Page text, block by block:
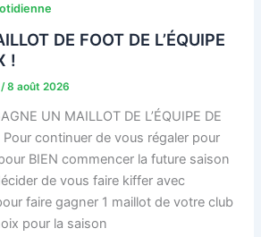
DE FOOT DE L’ÉQUIPE
!
/8 août 2026
UN MAILLOT DE L’ÉQUIPE DE
Pour continuer de vous régaler pour
BIEN commencer la future saison
de vous faire kiffer avec
faire gagner 1 maillot de votre club
pour la saison